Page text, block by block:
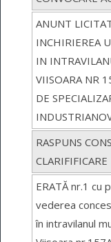
ANUNT
INCHIRIEREA
IN
VIISOARA NR
DE
RASPUNS
CLARIFIFICARE
ERATĂ nr.1 cu
vederea
în intravilanul